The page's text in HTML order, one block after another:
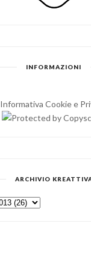
INFORMAZIONI
Informativa Cookie e
ARCHIVIO